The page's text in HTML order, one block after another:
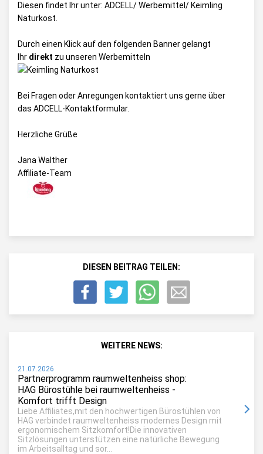
Diesen findet Ihr unter: ADCELL/ Werbemittel/ Keimling
Naturkost
Durch einen Klick auf den folgenden Banner gelangt
Ihr direkt zu unseren Werbemitteln
Bei Fragen oder Anregungen kontaktiert uns gerne über
das ADCELL-Kontaktformular.
Herzliche Grüße
Jana Walther
Affiliate-Team
DIESEN BEITRAG TEILEN:
WEITERE NEWS:
21.07.2026
Partnerprogramm raumweltenheiss shop:
HAG Bürostühle bei raumweltenheiss -
Komfort trifft Design
Liebe Affiliates,mit den hochwertigen Bürostühlen von
HAG verbindet raumweltenheiss modernes Design mit
ergonomischem Sitzkomfort!Die innovativen
Sitzlösungen unterstützen eine natürliche Bewegung
im Arbeitsalltag und sor...